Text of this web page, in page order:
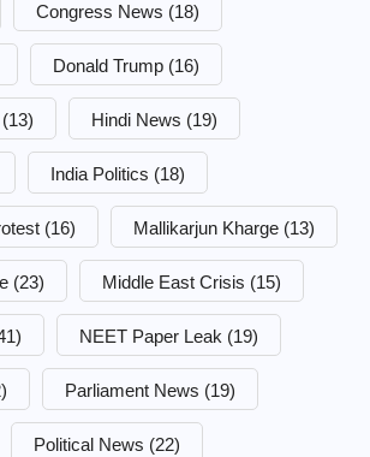
Congress News (18)
Donald Trump (16)
(13) Hindi News (19)
India Politics (18)
(16) Mallikarjun Kharge (13)
(23) Middle East Crisis (15)
NEET Paper Leak (19)
Parliament News (19)
Political News (22)